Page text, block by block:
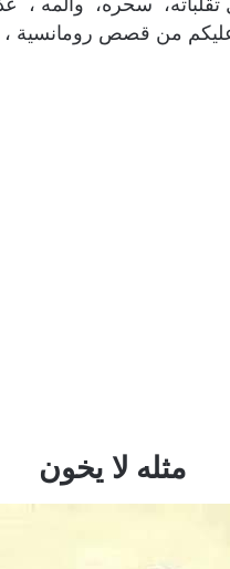
من قصص رومانسية ،
مثله لا يخون